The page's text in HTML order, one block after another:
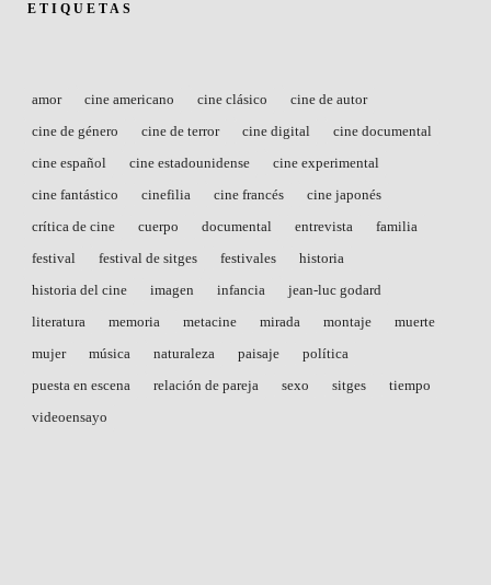
ETIQUETAS
amor cine americano cine clásico
cine de autor
cine de género
cine de terror cine digital
cine documental
cine español
cine estadounidense
cine experimental
cine fantástico
cinefilia cine francés
cine japonés
crítica de cine
cuerpo documental entrevista
familia
festival
festival de sitges festivales
historia
historia del cine
imagen infancia
jean-luc godard
literatura
memoria metacine mirada montaje
muerte
mujer
música naturaleza paisaje
política
puesta en escena
relación de pareja sexo sitges
tiempo
videoensayo